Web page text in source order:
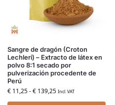
Sangre de dragón (Croton
Lechleri) – Extracto de látex en
polvo 8:1 secado por
pulverización procedente de
Perú
€ 11,25-€ 139,25 Incl. VAT